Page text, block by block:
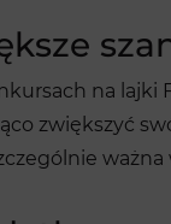
na lajki
zwiększyć